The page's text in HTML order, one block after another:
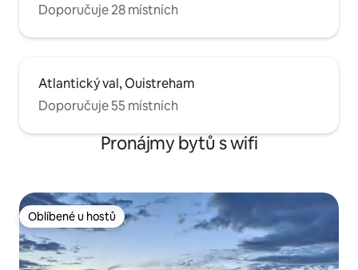
Doporučuje 28 místních
Atlantický val, Ouistreham
Doporučuje 55 místních
Pronájmy bytů s wifi
Oblíbené u hostů
Oblíbené u hostů